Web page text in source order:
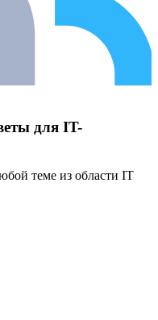
для IT-
теме из области IT